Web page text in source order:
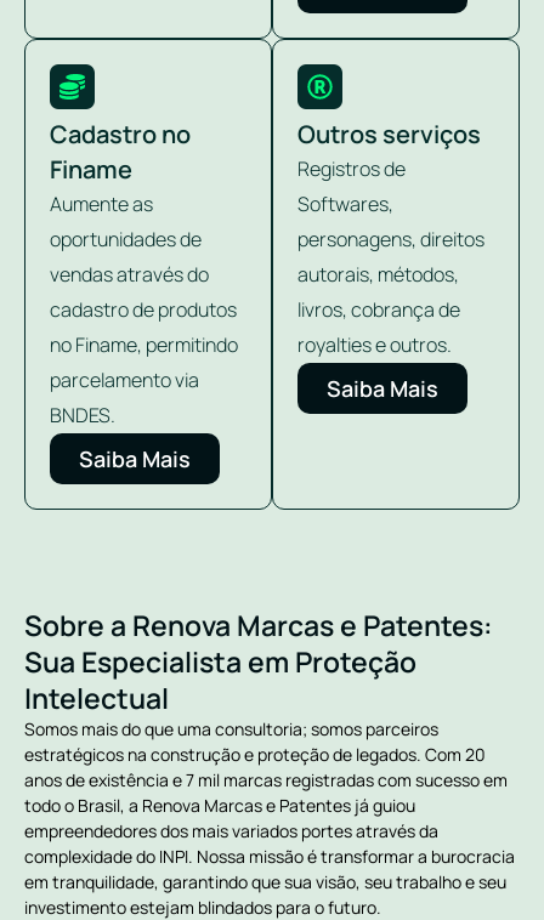
Cadastro no
Finame
Aumente as
oportunidades de
vendas através do
cadastro de produtos
no Finame, permitindo
parcelamento via
BNDES.
Saiba Mais
Outros serviços
Registros de
Softwares,
personagens, direitos
autorais, métodos,
livros, cobrança de
royalties e outros.
Saiba Mais
Sobre a Renova Marcas e Patentes:
Sua Especialista em Proteção
Intelectual
Somos mais do que uma consultoria; somos parceiros
estratégicos na construção e proteção de legados. Com 20
anos de existência e 7 mil marcas registradas com sucesso em
todo o Brasil, a Renova Marcas e Patentes já guiou
empreendedores dos mais variados portes através da
complexidade do INPI. Nossa missão é transformar a burocracia
em tranquilidade, garantindo que sua visão, seu trabalho e seu
investimento estejam blindados para o futuro.